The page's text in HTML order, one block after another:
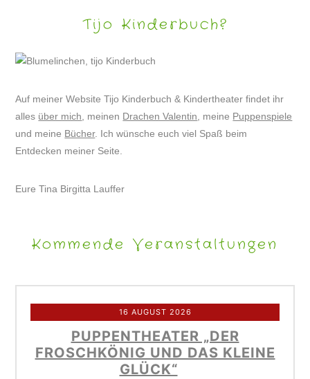
Tijo Kinderbuch?
Auf meiner Website Tijo Kinderbuch & Kindertheater findet ihr
alles über mich , meinen Drachen Valentin , meine Puppenspiele
und meine Bücher. Ich wünsche euch viel Spaß beim
Entdecken meiner Seite.
Eure Tina Birgitta Lauffer
Kommende Veranstaltungen
16 AUGUST 2026
PUPPENTHEATER „DER
FROSCHKÖNIG UND DAS KLEINE
GLÜCK“